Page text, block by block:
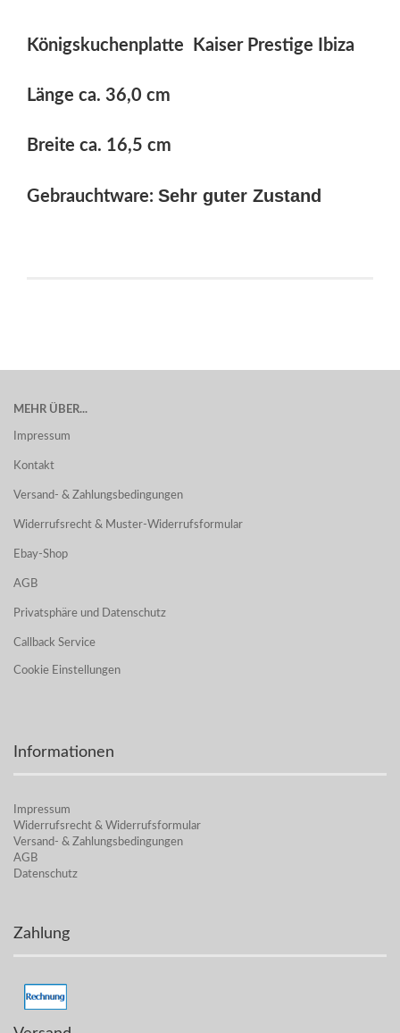
Königskuchenplatte Kaiser Prestige Ibiza
Länge ca. 36,0 cm
Breite ca. 16,5 cm
Gebrauchtware: Sehr guter Zustand
MEHR ÜBER...
Impressum
Kontakt
Versand- & Zahlungsbedingungen
Widerrufsrecht & Muster-Widerrufsformular
Ebay-Shop
AGB
Privatsphäre und Datenschutz
Callback Service
Cookie Einstellungen
Informationen
Impressum
Widerrufsrecht & Widerrufsformular
Versand- & Zahlungsbedingungen
AGB
Datenschutz
Zahlung